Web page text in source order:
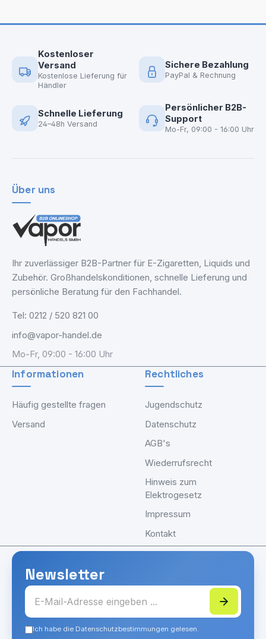
Kostenloser
Versand
Kostenlose Lieferung für
Händler
Sichere Bezahlung
PayPal & Rechnung
Schnelle Lieferung
24–48h Versand
Persönlicher B2B-
Support
Mo-Fr, 09:00 - 16:00 Uhr
Über uns
Ihr zuverlässiger B2B-Partner für E-Zigaretten, Liquids und
Zubehör. Großhandelskonditionen, schnelle Lieferung und
persönliche Beratung für den Fachhandel.
Tel: 0212 / 520 821 00
info@vapor-handel.de
Mo-Fr, 09:00 - 16:00 Uhr
Informationen
Häufig gestellte fragen
Versand
Rechtliches
Jugendschutz
Datenschutz
AGB's
Wiederrufsrecht
Hinweis zum
Elektrogesetz
Impressum
Kontakt
Newsletter
Ich habe die Datenschutzbestimmungen gelesen.